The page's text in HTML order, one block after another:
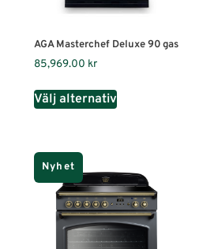
AGA Masterchef Deluxe 90 gas
85,969.00 kr
Välj alternativ
Nyhet